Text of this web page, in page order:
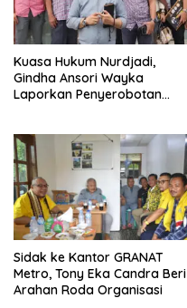
Kuasa Hukum Nurdjadi,
Gindha Ansori Wayka
Laporkan Penyerobotan
‎Sidak ke Kantor GRANAT
Metro, Tony Eka Candra Beri
Arahan Roda Organisasi